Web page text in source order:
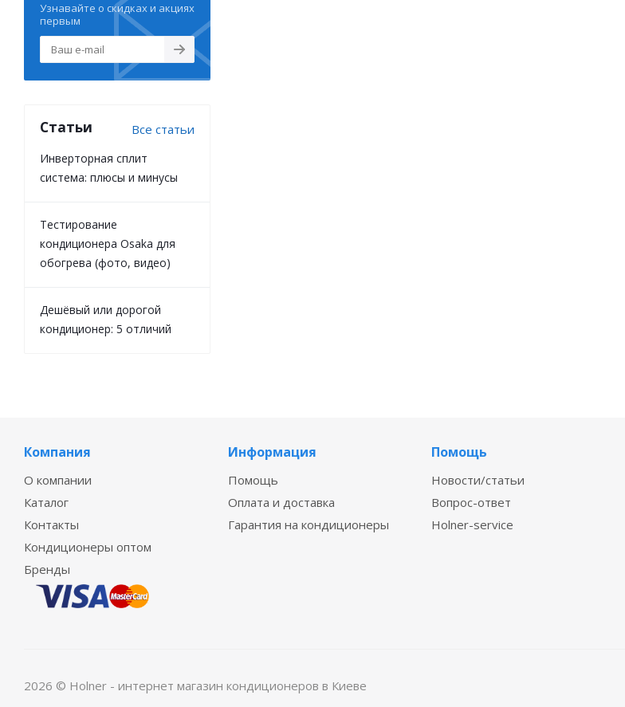
Узнавайте о скидках и акциях
первым
Статьи Все статьи
Инверторная сплит
система: плюсы и минусы
Тестирование
кондиционера Osaka для
обогрева (фото, видео)
Дешёвый или дорогой
кондиционер: 5 отличий
Компания
О компании
Каталог
Контакты
Кондиционеры оптом
Бренды
Информация
Помощь
Оплата и доставка
Гарантия на кондиционеры
Помощь
Новости/статьи
Вопрос-ответ
Holner-service
2026 © Holner - интернет магазин кондиционеров в Киеве